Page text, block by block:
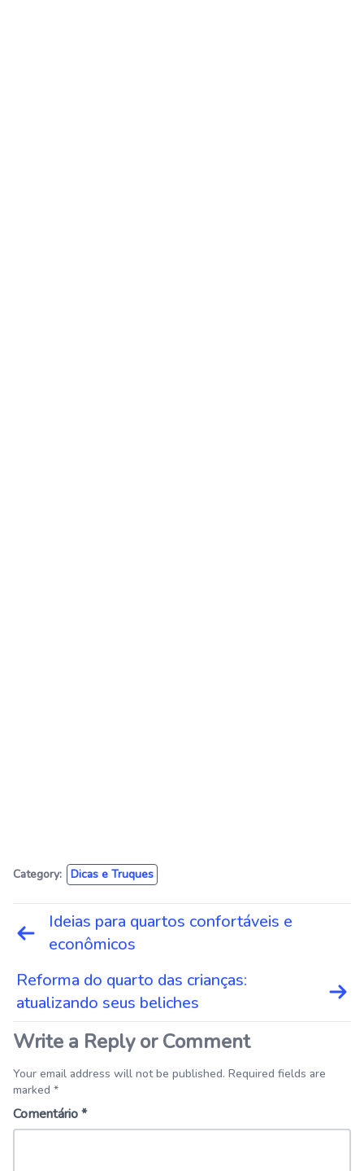
Category: Dicas e Truques
Navegação
de
Ideias para quartos confortáveis ​​e
econômicos
Reforma do quarto das crianças:
atualizando seus beliches
Write a Reply or Comment
Your email address will not be published. Required fields are
marked *
Comentário*